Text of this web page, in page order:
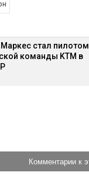
стал пилотом
команды KTM в
Комментарии к